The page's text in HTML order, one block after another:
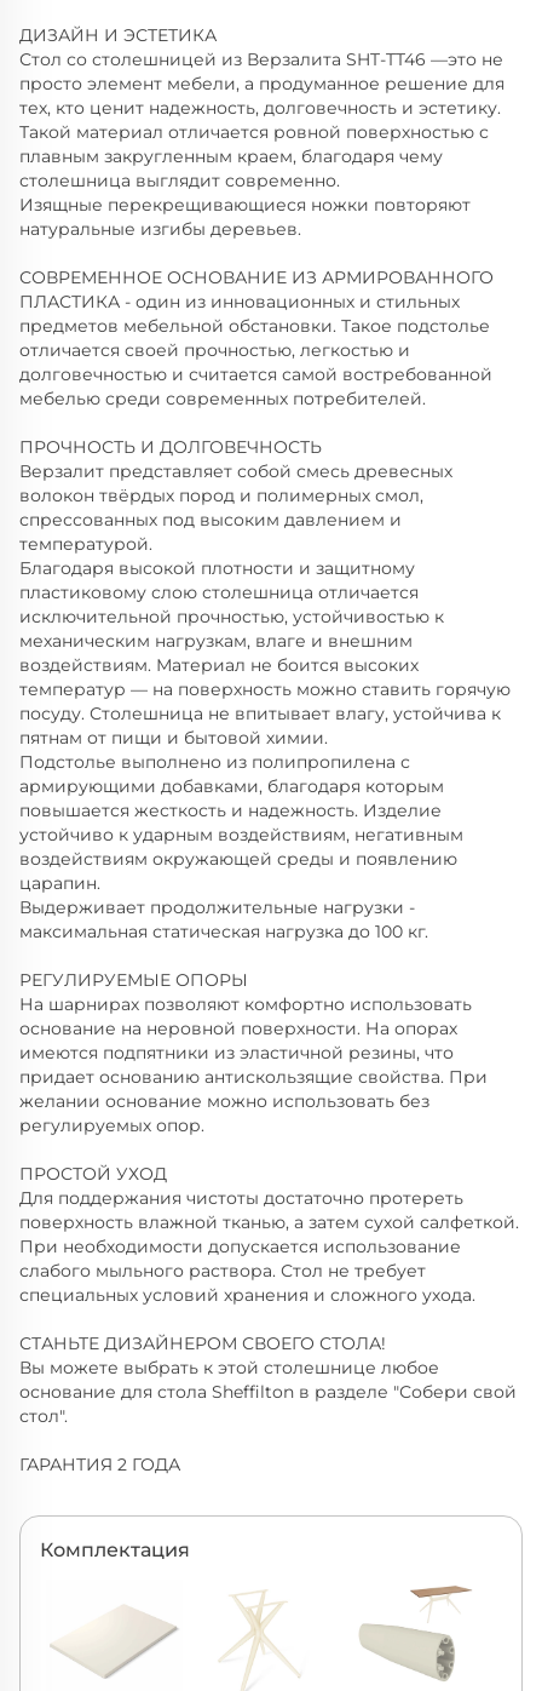
ДИЗАЙН И ЭСТЕТИКА
Стол со столешницей из Верзалита SHT-TT46 —это не
просто элемент мебели, а продуманное решение для
тех, кто ценит надежность, долговечность и эстетику.
Такой материал отличается ровной поверхностью с
плавным закругленным краем, благодаря чему
столешница выглядит современно.
Изящные перекрещивающиеся ножки повторяют
натуральные изгибы деревьев.
СОВРЕМЕННОЕ ОСНОВАНИЕ ИЗ АРМИРОВАННОГО
ПЛАСТИКА - один из инновационных и стильных
предметов мебельной обстановки. Такое подстолье
отличается своей прочностью, легкостью и
долговечностью и считается самой востребованной
мебелью среди современных потребителей.
ПРОЧНОСТЬ И ДОЛГОВЕЧНОСТЬ
Верзалит представляет собой смесь древесных
волокон твёрдых пород и полимерных смол,
спрессованных под высоким давлением и
температурой.
Благодаря высокой плотности и защитному
пластиковому слою столешница отличается
исключительной прочностью, устойчивостью к
механическим нагрузкам, влаге и внешним
воздействиям. Материал не боится высоких
температур — на поверхность можно ставить горячую
посуду. Столешница не впитывает влагу, устойчива к
пятнам от пищи и бытовой химии.
Подстолье выполнено из полипропилена с
армирующими добавками, благодаря которым
повышается жесткость и надежность. Изделие
устойчиво к ударным воздействиям, негативным
воздействиям окружающей среды и появлению
царапин.
Выдерживает продолжительные нагрузки -
максимальная статическая нагрузка до 100 кг.
РЕГУЛИРУЕМЫЕ ОПОРЫ
На шарнирах позволяют комфортно использовать
основание на неровной поверхности. На опорах
имеются подпятники из эластичной резины, что
придает основанию антискользящие свойства. При
желании основание можно использовать без
регулируемых опор.
ПРОСТОЙ УХОД
Для поддержания чистоты достаточно протереть
поверхность влажной тканью, а затем сухой салфеткой.
При необходимости допускается использование
слабого мыльного раствора. Стол не требует
специальных условий хранения и сложного ухода.
СТАНЬТЕ ДИЗАЙНЕРОМ СВОЕГО СТОЛА!
Вы можете выбрать к этой столешнице любое
основание для стола Sheffilton в разделе "Собери свой
стол".
ГАРАНТИЯ 2 ГОДА
Комплектация